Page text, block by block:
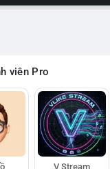
viên Pro
V Stream